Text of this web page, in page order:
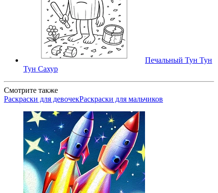
Печальный Тун Тун
Тун Сахур
Смотрите также
Раскраски для девочекРаскраски для мальчиков